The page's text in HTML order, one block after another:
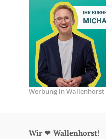
Werbung in Wallenhorst
Wir ❤ Wallenhorst!